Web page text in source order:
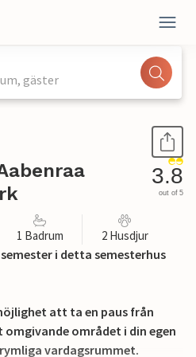
gäster
3.8
out of 5
1 Badrum 2 Husdjur
i detta semesterhus
att ta en paus från
området i din egen
vardagsrummet.